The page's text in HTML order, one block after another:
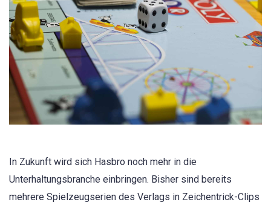
In Zukunft wird sich Hasbro noch mehr in die
Unterhaltungsbranche einbringen. Bisher sind bereits
mehrere Spielzeugserien des Verlags in Zeichentrick-Clips